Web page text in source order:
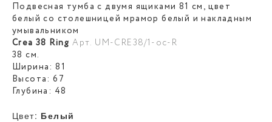
Подвесная тумба с двумя ящиками 81 см, цвет
белый со столешницей мрамор белый и накладным
умывальником
Crea 38 Ring Арт. UM-CRE38/1-oc-R
38 см.
Ширина: 81
Высота: 67
Глубина: 48
Цвет: Белый